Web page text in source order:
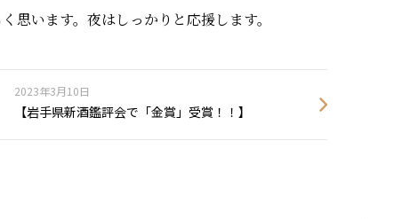
思います。夜はしっかりと応援します。
2023年3月10日
【岩手県新酒鑑評会で「金賞」受賞！！】